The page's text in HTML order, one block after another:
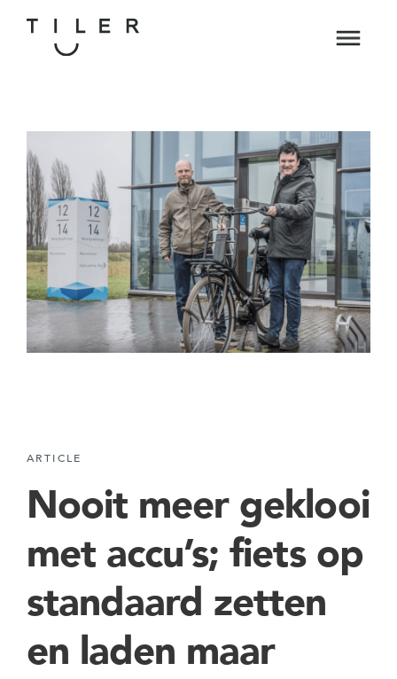
ARTICLE
Nooit meer geklooi
met accu’s; fiets op
standaard zetten
en laden maar